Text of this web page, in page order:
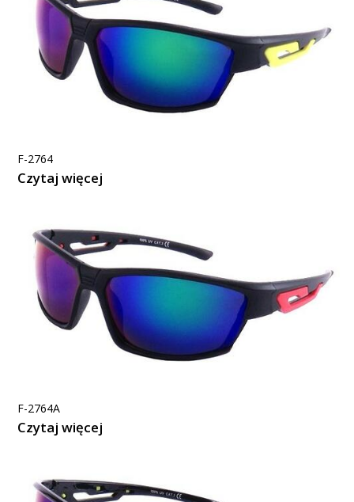
F-2764
Czytaj więcej
F-2764A
Czytaj więcej